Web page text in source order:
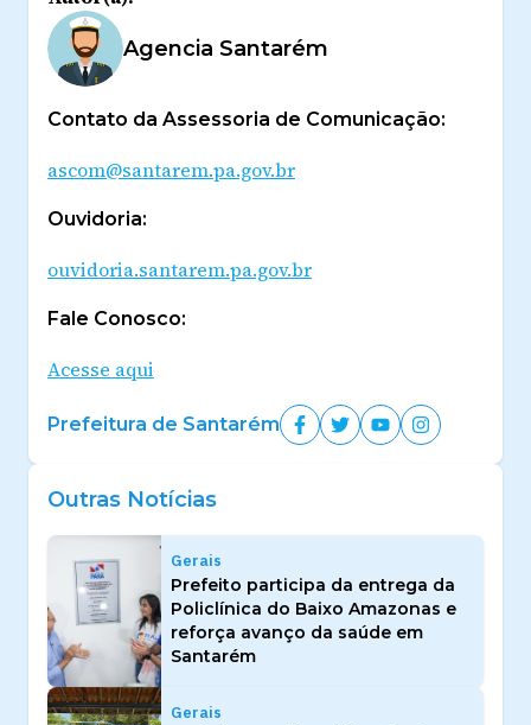
Agencia Santarém
Contato da Assessoria de Comunicação:
ascom@santarem.pa.gov.br
Ouvidoria:
ouvidoria.santarem.pa.gov.br
Fale Conosco:
Acesse aqui
Prefeitura de Santarém
Outras Notícias
Gerais
Prefeito participa da entrega da
Policlínica do Baixo Amazonas e
reforça avanço da saúde em
Santarém
Gerais